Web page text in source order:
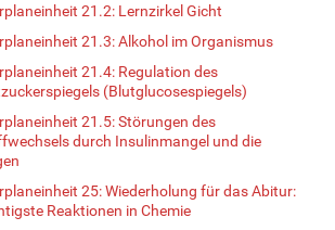
21.2: Lernzirkel Gicht
21.3: Alkohol im Organismus
21.4: Regulation des
(Blutglucosespiegels)
21.5: Störungen des
durch Insulinmangel und die
25: Wiederholung für das Abitur:
Reaktionen in Chemie